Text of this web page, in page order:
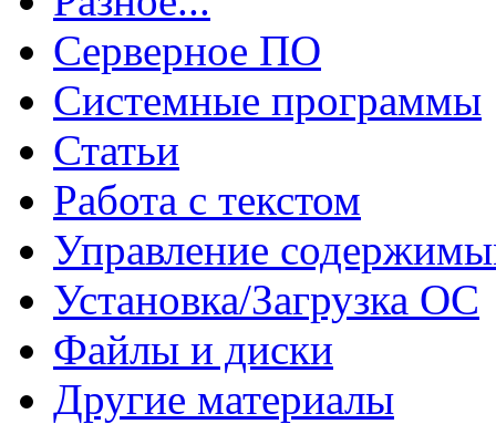
Серверное ПО
Системные программы
Статьи
Работа с текстом
Управление
Установка/Загрузка ОС
Файлы и диски
Другие материалы